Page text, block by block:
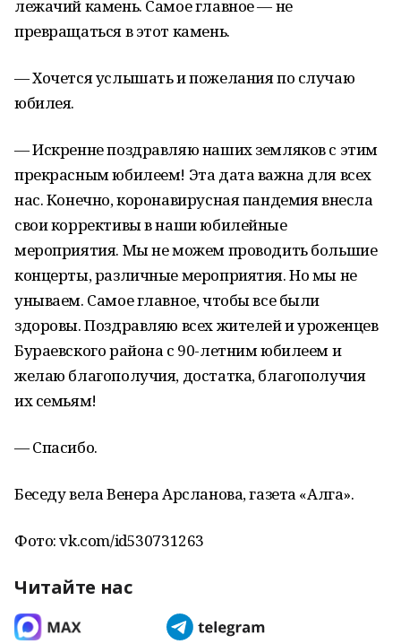
лежачий камень. Самое главное — не
превращаться в этот камень.
— Хочется услышать и пожелания по случаю
юбилея.
— Искренне поздравляю наших земляков с этим
прекрасным юбилеем! Эта дата важна для всех
нас. Конечно, коронавирусная пандемия внесла
свои коррективы в наши юбилейные
мероприятия. Мы не можем проводить большие
концерты, различные мероприятия. Но мы не
унываем. Самое главное, чтобы все были
здоровы. Поздравляю всех жителей и уроженцев
Бураевского района с 90-летним юбилеем и
желаю благополучия, достатка, благополучия
их семьям!
— Спасибо.
Беседу вела Венера Арсланова, газета «Алга».
Фото: vk.com/id530731263
Читайте нас